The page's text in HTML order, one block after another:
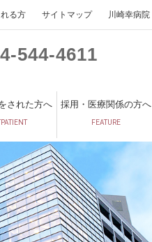
る方 サイトマップ 川崎幸病院
544 4611
された方へ 採用・医療関係の方へ
FEATURE